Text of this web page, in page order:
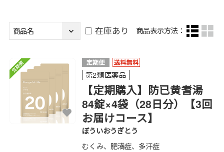
在庫あり 商品表示方法：
第2類医薬品
【定期購入】防已黄耆湯
84錠×4袋（28日分）【3回
お届けコース】
ぼういおうぎとう
むくみ、肥満症、多汗症